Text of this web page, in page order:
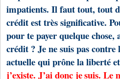
impatients. Il faut tout, tout
crédit est très significative.
pour te payer quelque
crédit ? Je ne suis pas
actuelle qui prône la liberté
j’existe. J’ai donc jesuis. Le